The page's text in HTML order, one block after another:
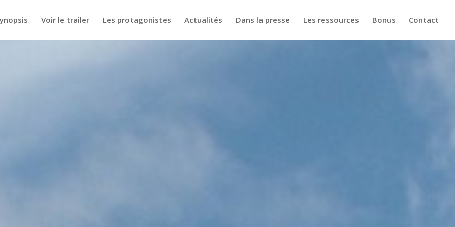
Voir le trailer Les protagonistes Actualités Dans la presse Les ressources Bonus Contact